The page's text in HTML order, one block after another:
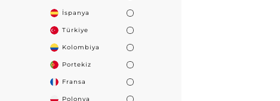
İspanya
Türkiye
Kolombiya
Portekiz
Fransa
Polonya